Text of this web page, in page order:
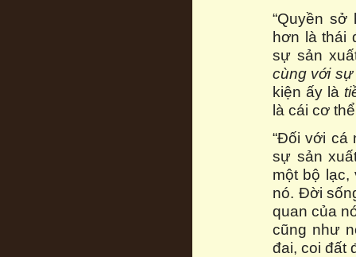
“Quyền
hơn là thái
sự sản
cùng với
kiện ấy là
là cái cơ
“Đối với cá
sự sản
một bộ
nó. Đời
quan của
cũng như
đai, coi đất